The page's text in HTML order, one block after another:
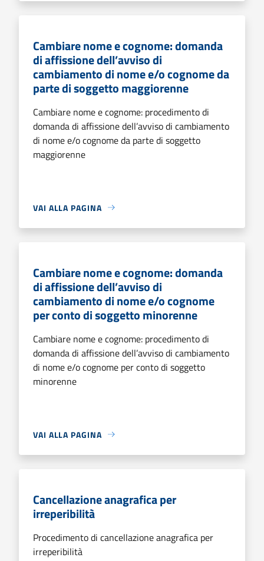
Cambiare nome e cognome: domanda
di affissione dell’avviso di
cambiamento di nome e/o cognome da
parte di soggetto maggiorenne
Cambiare nome e cognome: procedimento di
domanda di affissione dell’avviso di cambiamento
di nome e/o cognome da parte di soggetto
maggiorenne
VAI ALLA PAGINA
Cambiare nome e cognome: domanda
di affissione dell’avviso di
cambiamento di nome e/o cognome
per conto di soggetto minorenne
Cambiare nome e cognome: procedimento di
domanda di affissione dell’avviso di cambiamento
di nome e/o cognome per conto di soggetto
minorenne
VAI ALLA PAGINA
Cancellazione anagrafica per
irreperibilità
Procedimento di cancellazione anagrafica per
irreperibilità